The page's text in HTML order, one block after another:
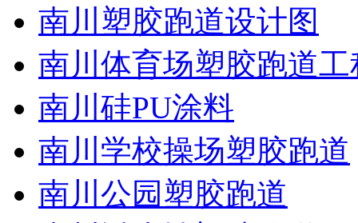
南川塑胶跑道设计图
南川体育场塑胶跑道工
南川硅PU涂料
南川学校操场塑胶跑道
南川公园塑胶跑道